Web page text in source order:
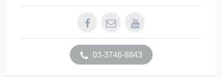
03-3746-8843